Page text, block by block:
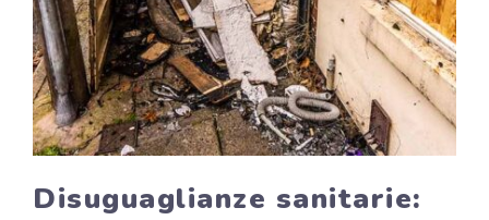
Disuguaglianze sanitarie: